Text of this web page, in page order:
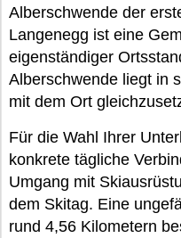
Alberschwende der
Langenegg ist eine
eigenständiger
Alberschwende liegt in
mit dem Ort
Für die Wahl Ihrer
konkrete tägliche
Umgang mit
dem Skitag. Eine
rund 4,56 Kilometern